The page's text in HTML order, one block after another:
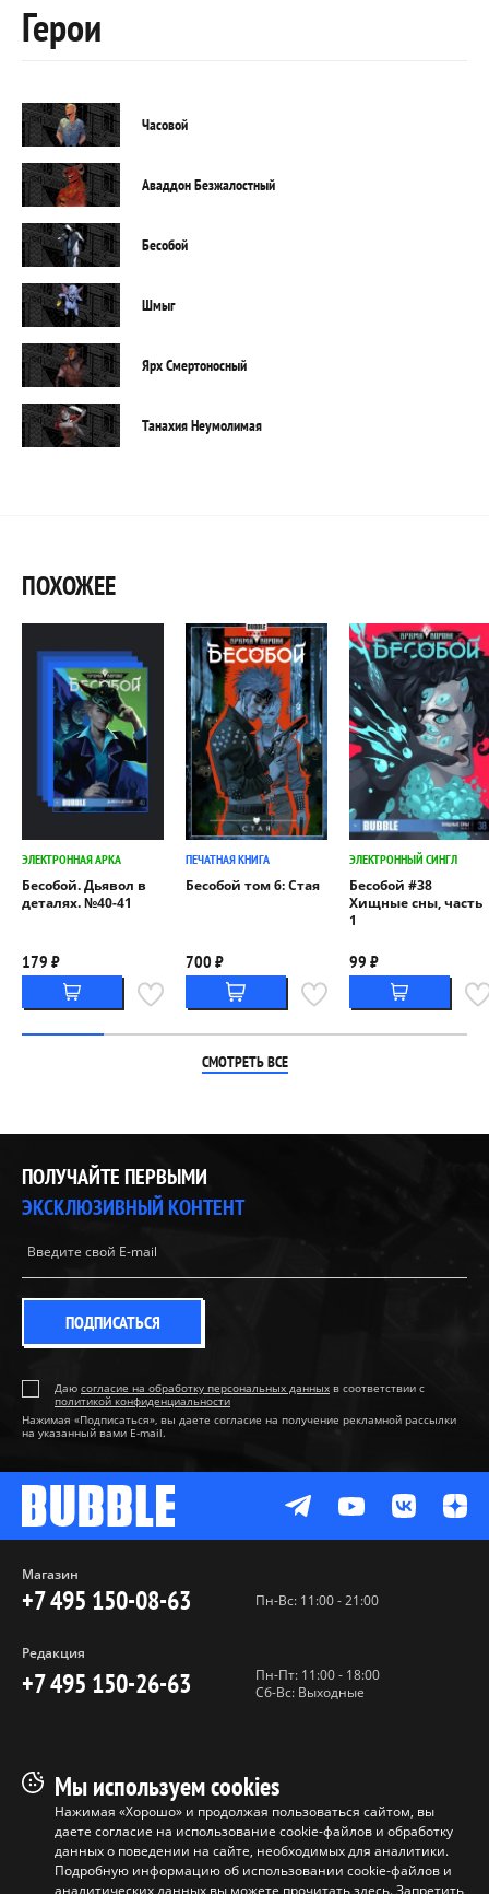
Герои
Часовой
Аваддон Безжалостный
Бесобой
Шмыг
Ярх Смертоносный
Танахия Неумолимая
ПОХОЖЕЕ
ЭЛЕКТРОННАЯ АРКА
Бесобой. Дьявол в
деталях. №40-41
179 ₽
ПЕЧАТНАЯ КНИГА
Бесобой том 6: Стая
700 ₽
ЭЛЕКТРОННЫЙ СИНГЛ
Бесобой #38
Хищные сны, часть
1
99 ₽
СМОТРЕТЬ ВСЕ
ПОЛУЧАЙТЕ ПЕРВЫМИ
ЭКСКЛЮЗИВНЫЙ КОНТЕНТ
ПОДПИСАТЬСЯ
Даю согласие на обработку персональных данных в соответствии с
политикой конфиденциальности
Нажимая «Подписаться», вы даете согласие на получение рекламной рассылки
на указанный вами E-mail.
Магазин
+7 495 150-08-63 Пн-Вс: 11:00 - 21:00
Редакция
+7 495 150-26-63
Пн-Пт: 11:00 - 18:00
Сб-Вс: Выходные
Пользовательское соглашение
Политика конфиденциальности
Программа лояльности
Условия продажи продукции
Мы используем cookies
Нажимая «Хорошо» и продолжая пользоваться сайтом, вы
даете согласие на использование cookie-файлов и обработку
данных о поведении на сайте, необходимых для аналитики.
Подробную информацию об использовании cookie-файлов и
аналитических данных вы можете прочитатьздесь. Запретить